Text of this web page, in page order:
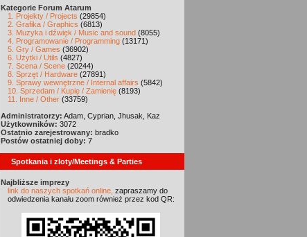
Kategorie Forum Atarum
1. Projekty / Projects (29854)
2. Grafika / Graphics (6813)
3. Muzyka i dźwięk / Music and sound (8055)
4. Programowanie / Programming (13171)
5. Gry / Games (36902)
6. Użytki / Utils (4827)
7. Scena / Scene (20244)
8. Sprzęt / Hardware (27891)
9. Sprawy wewnętrzne / Internal affairs (5842)
10. Sprzedam / Kupię / Zamienię (8193)
11. Inne / Other (33759)
Administratorzy: Adam, Cyprian, Jhusak, Kaz
Użytkowników: 3072
Ostatnio zarejestrowany: bradko
Postów ostatniej doby: 7
Spotkania i zloty/Meetings & Parties
Najbliższe imprezy
link do naszych spotkań online, zapraszamy do
odwiedzenia kanału zoom również przez kod QR: